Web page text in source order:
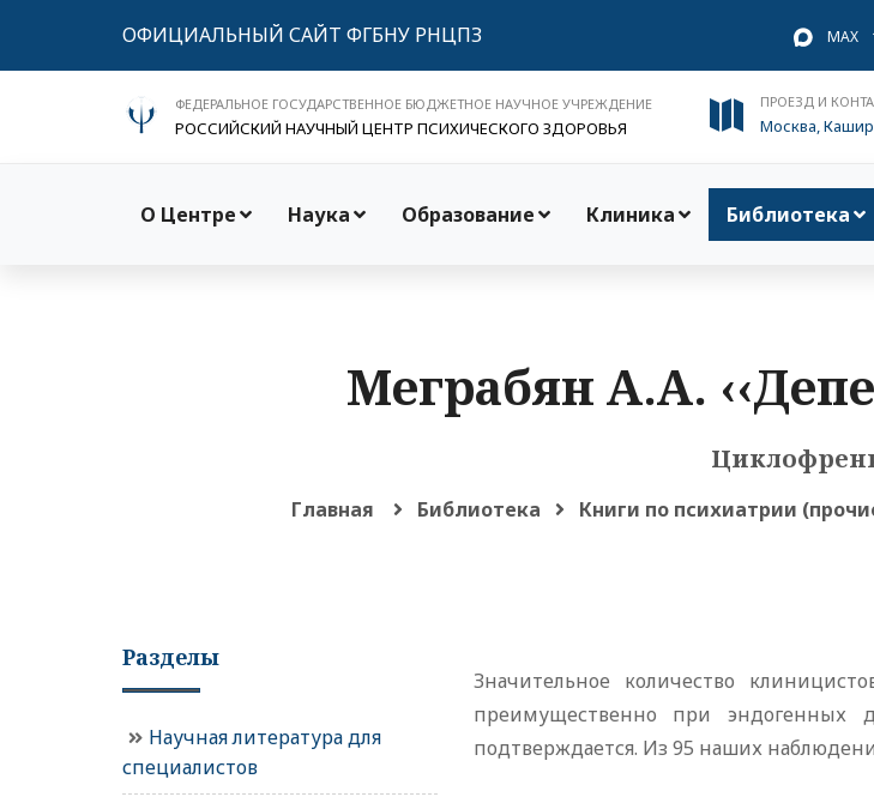
ОФИЦИАЛЬНЫЙ САЙТ ФГБНУ РНЦПЗ MAX
ФЕДЕРАЛЬНОЕ ГОСУДАРСТВЕННОЕ БЮДЖЕТНОЕ НАУЧНОЕ УЧРЕЖДЕНИЕ
РОССИЙСКИЙ НАУЧНЫЙ ЦЕНТР ПСИХИЧЕСКОГО ЗДОРОВЬЯ
ПРОЕЗД И
Москва,
О Центре Наука Образование Клиника Библиотека
Меграбян А.А.
Главная Библиотека Книги по психиатрии
Значительное количество
преимущественно при эндогенных
подтверждается. Из 95 наших
Разделы
Научная литература для
специалистов